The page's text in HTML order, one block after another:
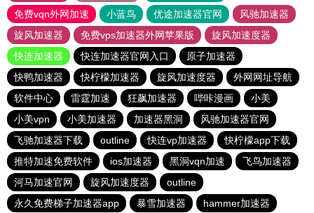
免费vqn外网加速
小蓝鸟 优途加速器官网
风驰加速器
旋风加速器
免费vps加速器外网苹果版
旋风加速度器
快连加速器
快连加速器官网入口
原子加速器
快鸭加速器
快柠檬加速器 旋风加速度器
外网网址导航
软件中心
雷霆加速 狂飙加速器 哔咔漫画
小美
小美vpn
小美加速器 加速器黑洞
风驰加速器官网
飞驰加速器下载
outline 快连vp加速器
快柠檬app下载
推特加速免费软件
ios加速器 黑洞vqn加速
飞鸟加速器
河马加速官网
旋风加速度器
outline
永久免费梯子加速器app
暴雪加速器 hammer加速器